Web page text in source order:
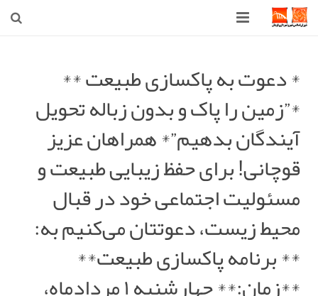
شهرداری
شورای اسلامی شهر قوچان
اخبار روز
قوچان
* دعوت به پاکسازی طبیعت **
*”زمین را پاک و بدون زباله تحویل
آیندگان بدهیم”* همراهان عزیز
قوچانی! برای حفظ زیبایی طبیعت و
مسئولیت اجتماعی خود در قبال
محیط زیست، دعوتتان می‌کنیم به:
** برنامه پاکسازی طبیعت**
**زمان:** چهارشنبه ۱ مردادماه،